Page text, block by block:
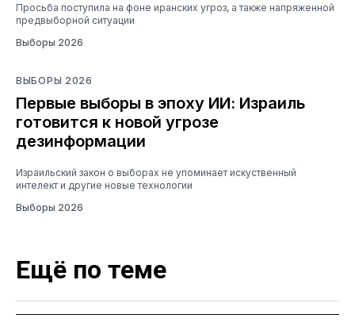
Просьба поступила на фоне иранских угроз, а также напряженной
предвыборной ситуации
Выборы 2026
ВЫБОРЫ 2026
Первые выборы в эпоху ИИ: Израиль
готовится к новой угрозе
дезинформации
Израильский закон о выборах не упоминает искуственный
интелект и другие новые технологии
Выборы 2026
Ещё по теме